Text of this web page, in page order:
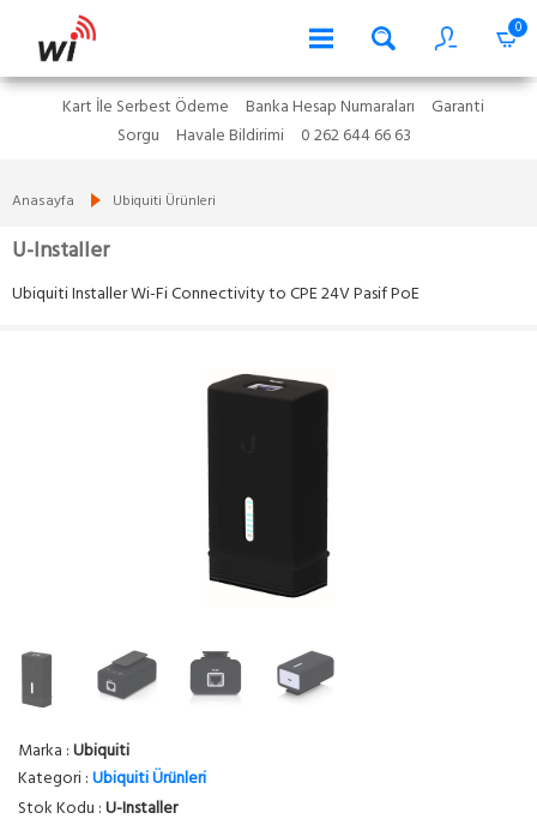
0
Kart İle Serbest Ödeme Banka Hesap Numaraları
Garanti
Sorgu
Havale Bildirimi 0 262 644 66 63
Anasayfa Ubiquiti Ürünleri
U-Installer
Ubiquiti Installer Wi-Fi Connectivity to CPE 24V Pasif PoE
Marka :Ubiquiti
Kategori :Ubiquiti Ürünleri
Stok Kodu :U-Installer